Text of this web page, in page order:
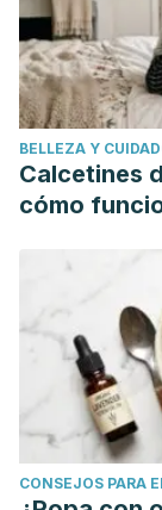
BELLEZA Y
Calcetines
cómo
CONSEJOS PARA